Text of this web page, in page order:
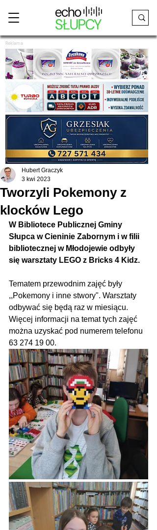
Reklama
Tworzyli Pokemony z
klocków Lego
Hubert Graczyk
3 kwi 2023
W Bibliotece Publicznej Gminy
Słupca w Cieninie Zabornym i w filii
bibliotecznej w Młodojewie odbyły
się warsztaty LEGO z Bricks 4 Kidz.
Tematem przewodnim zajęć były
,,Pokemony i inne stwory". Warsztaty
odbywać się będą raz w miesiącu.
Więcej informacji na temat tych zajęć
można uzyskać pod numerem telefonu
63 274 19 00.